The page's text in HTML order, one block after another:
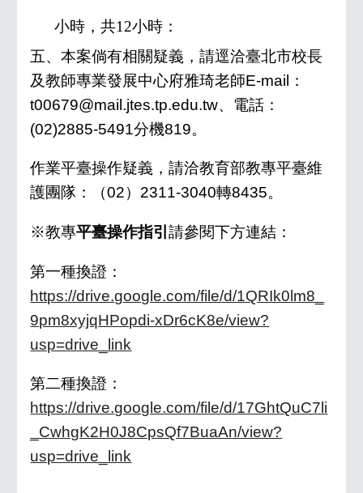
小時，共12小時：
五、本案倘有相關疑義，請逕洽臺北市校長
及教師專業發展中心府雅琦老師E-mail：
t00679@mail.jtes.tp.edu.tw、電話：
(02)2885-5491分機819。
作業平臺操作疑義，請洽教育部教專平臺維
護團隊：（02）2311-3040轉8435。
※教專平臺操作指引請參閱下方連結：
第一種換證：
https://drive.google.com/file/d/1QRIk0lm8_
9pm8xyjqHPopdi-xDr6cK8e/view?
usp=drive_link
第二種換證：
https://drive.google.com/file/d/17GhtQuC7li
_CwhgK2H0J8CpsQf7BuaAn/view?
usp=drive_link